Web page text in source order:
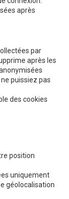
après
par
après les
puissiez pas
des cookies
position
uniquement
géolocalisation